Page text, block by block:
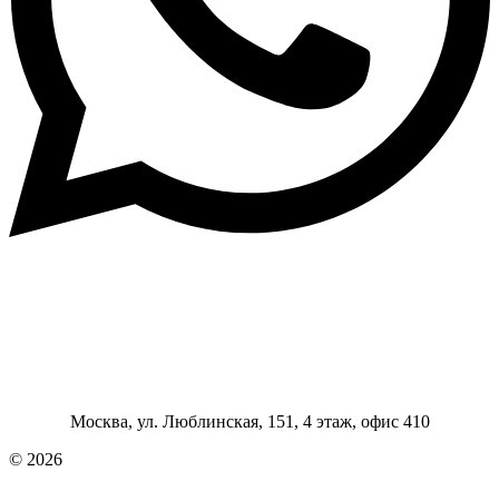
Москва, ул. Люблинская, 151, 4 этаж, офис 410
© 2026